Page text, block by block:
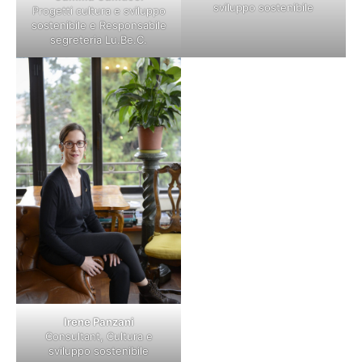
Progetti cultura e sviluppo
sostenibile e Responsabile
segreteria Lu.Be.C.
sviluppo sostenibile
Irene Panzani
Consultant, Cultura e
sviluppo sostenibile